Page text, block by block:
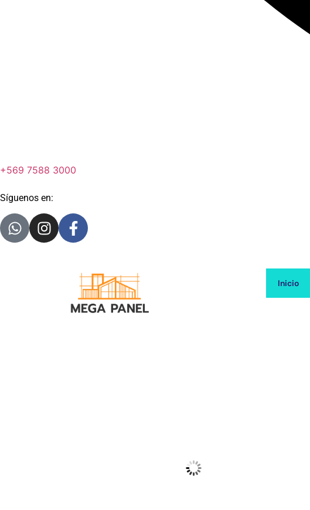
+569 7588 3000
Síguenos en:
Inicio